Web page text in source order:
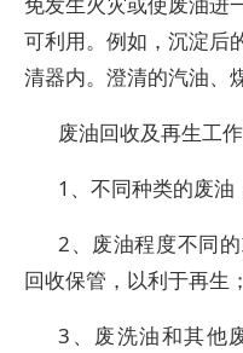
可利用。例如，沉淀后
清器内。澄清的汽油、
废油回收及再生工
1、不同种类的废油
2、废油程度不同
回收保管，以利于再生；
3、废洗油和其他